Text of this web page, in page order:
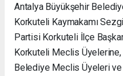
Antalya Büyükşehir
Korkuteli Kaymakamı
Partisi Korkuteli İlçe
Korkuteli Meclis
Belediye Meclis Üyeleri ve